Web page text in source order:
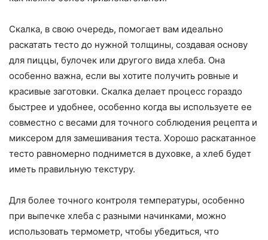
Скалка, в свою очередь, помогает вам идеально
раскатать тесто до нужной толщины, создавая основу
для пиццы, булочек или другого вида хлеба. Она
особенно важна, если вы хотите получить ровные и
красивые заготовки. Скалка делает процесс гораздо
быстрее и удобнее, особенно когда вы используете ее
совместно с весами для точного соблюдения рецепта и
миксером для замешивания теста. Хорошо раскатанное
тесто равномерно поднимется в духовке, а хлеб будет
иметь правильную текстуру.
Для более точного контроля температуры, особенно
при выпечке хлеба с разными начинками, можно
использовать термометр, чтобы убедиться, что